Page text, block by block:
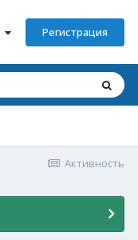
Регистрация
Активность